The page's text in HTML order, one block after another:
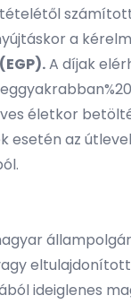
a
A díjak
életkor
esetén az
ideiglenes